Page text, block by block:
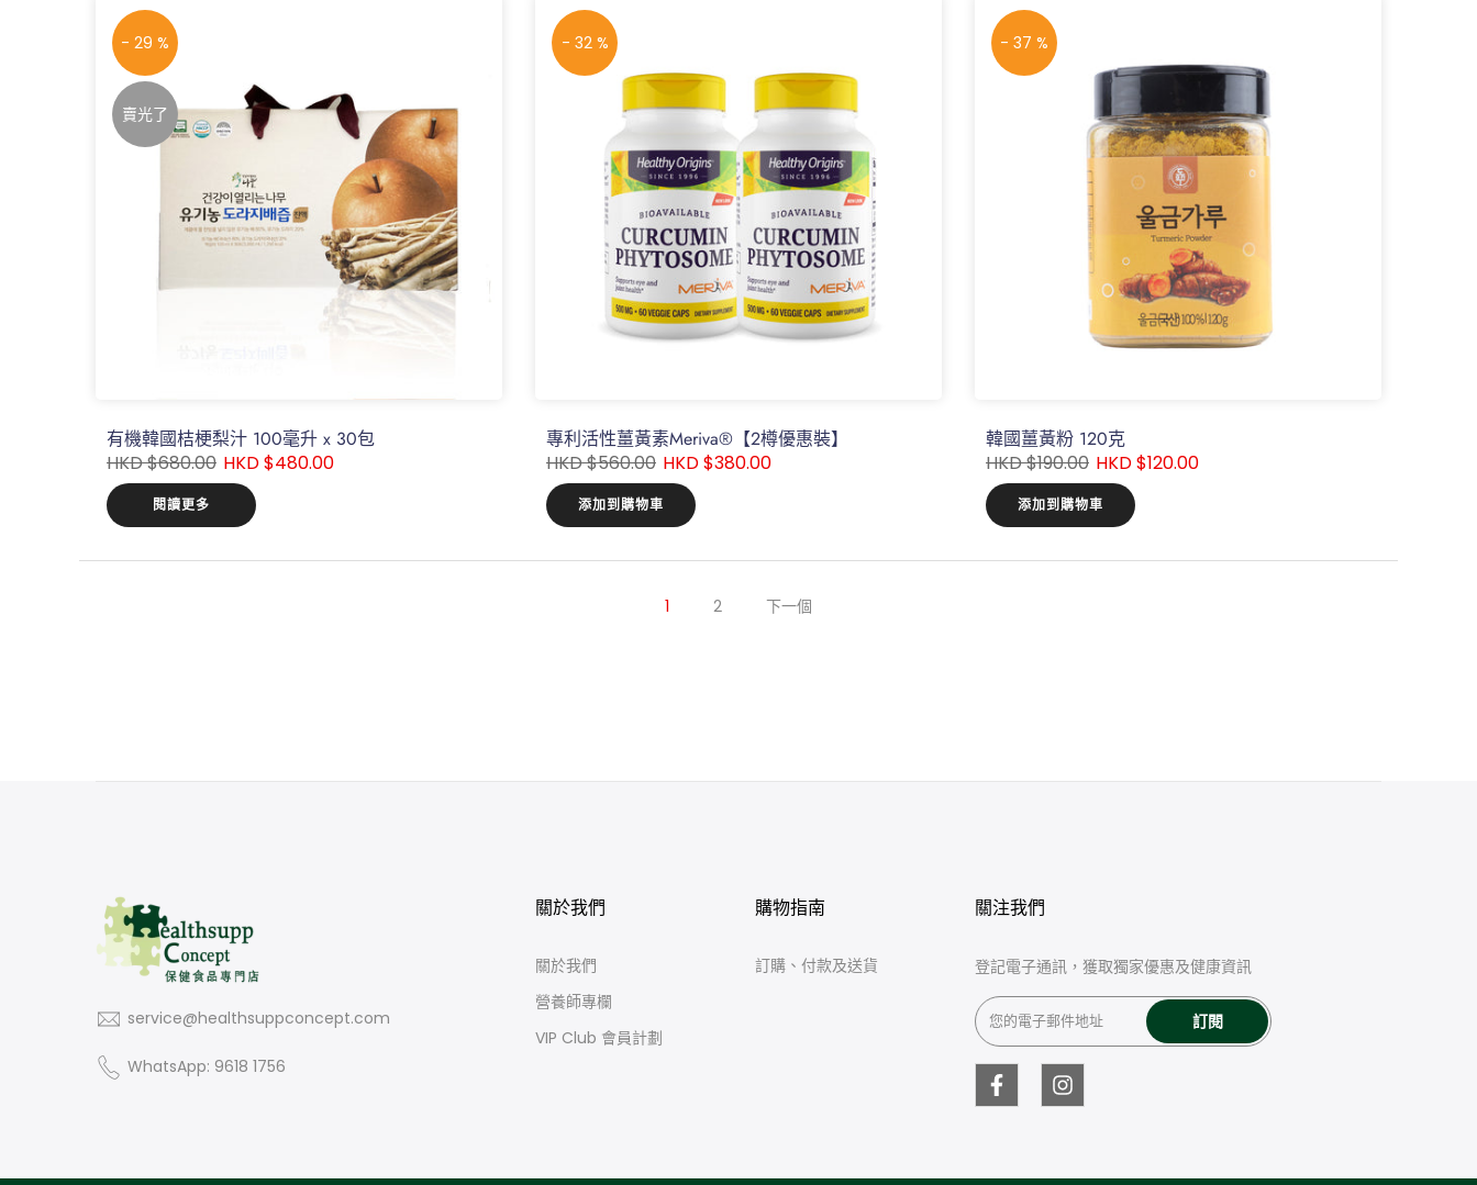
- 29 %
賣光了
有機韓國桔梗梨汁 100毫升 x 30包
HKD $680.00 HKD $480.00
閱讀更多
- 32 %
專利活性薑黃素Meriva®【2樽優惠裝】
HKD $560.00 HKD $380.00
添加到購物車
- 37 %
韓國薑黃粉 120克
HKD $190.00 HKD $120.00
添加到購物車
1 2 下一個
service@healthsuppconcept.com
WhatsApp: 9618 1756
關於我們
關於我們
營養師專欄
VIP Club 會員計劃
購物指南
訂購、付款及送貨
關注我們
登記電子通訊，獲取獨家優惠及健康資訊
訂閱